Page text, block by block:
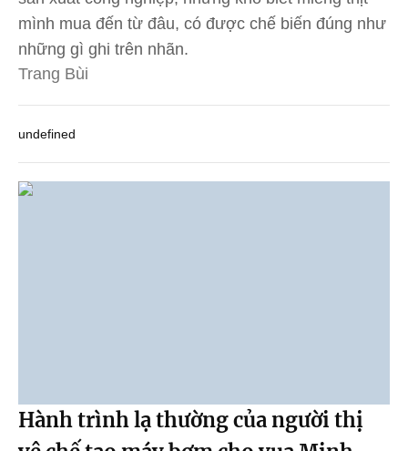
mình mua đến từ đâu, có được chế biến đúng như
những gì ghi trên nhãn.
Trang Bùi
undefined
Hành trình lạ thường của người thị